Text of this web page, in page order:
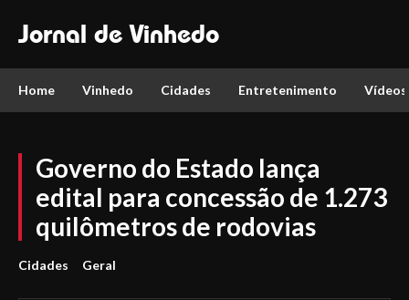
Jornal de Vinhedo
Home Vinhedo Cidades Entretenimento Vídeos
Governo do Estado lança
edital para concessão de 1.273
quilômetros de rodovias
Cidades Geral